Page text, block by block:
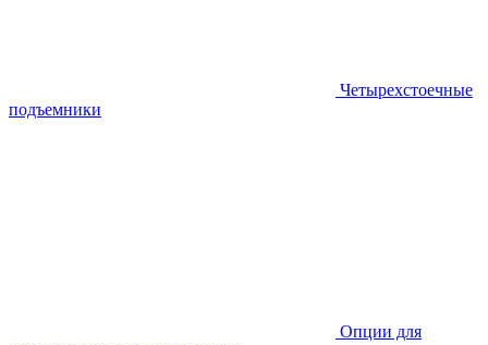
Четырехстоечные
подъемники
Опции для